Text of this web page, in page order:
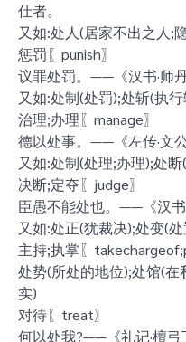
仕者。
又如:处人(居家不出之人;
惩罚〖punish〗
议罪处罚。——《汉书·师丹
又如:处制(处罚);处斩(执
治理;办理〖manage〗
德以处事。——《左传·文
又如:处制(处理;办理);处
决断;定夺〖judge〗
臣愚不能处也。——《汉
又如:处正(犹裁决);处变(
主持;执掌〖
处势(所处的地位);处馆(
实)
对待〖treat〗
何以处我?——《礼记·檀弓